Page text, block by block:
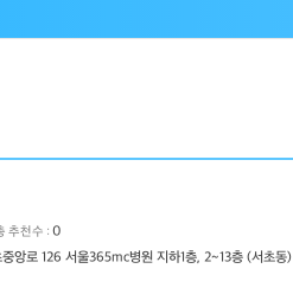
추천수 : 0
앙로 126 서울365mc병원 지하1층, 2~13층 (서초동)